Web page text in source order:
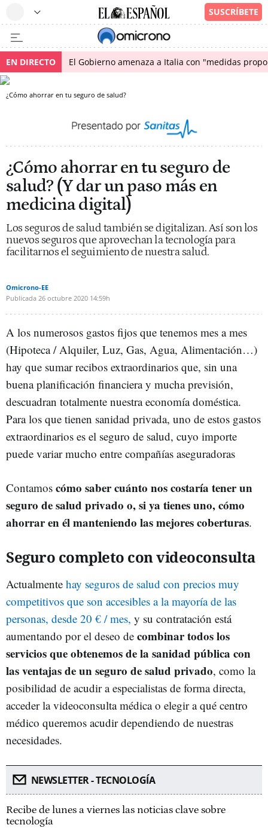
EN DIRECTO El Gobierno amenaza a Italia con "medidas
¿Cómo ahorrar en tu seguro de salud?
¿Cómo ahorrar en tu seguro de
salud? (Y dar un paso más en
medicina digital)
Los seguros de salud también se digitalizan. Así son los
nuevos seguros que aprovechan la tecnología para
facilitarnos el seguimiento de nuestra salud.
Omicrono-EE
Publicada 26 octubre 2020 14:59h
A los numerosos gastos fijos que tenemos mes a mes
(Hipoteca / Alquiler, Luz, Gas, Agua, Alimentación…)
hay que sumar recibos extraordinarios que, sin una
buena planificación financiera y mucha previsión,
descuadran totalmente nuestra economía doméstica.
Para los que tienen sanidad privada, uno de estos gastos
extraordinarios es el seguro de salud, cuyo importe
puede variar mucho entre compañías aseguradoras
Contamos cómo saber cuánto nos costaría tener un
seguro de salud privado o, si ya tienes uno, cómo
ahorrar en él manteniendo las mejores coberturas.
Seguro completo con videoconsulta
Actualmente hay seguros de salud con precios muy
competitivos que son accesibles a la mayoría de las
personas, desde 20 € / mes, y su contratación está
aumentando por el deseo de combinar todos los
servicios que obtenemos de la sanidad pública con
las ventajas de un seguro de salud privado, como la
posibilidad de acudir a especialistas de forma directa,
acceder la videoconsulta médica o elegir a qué centro
médico queremos acudir dependiendo de nuestras
necesidades.
NEWSLETTER - TECNOLOGÍA
Recibe de lunes a viernes las noticias clave sobre
tecnología